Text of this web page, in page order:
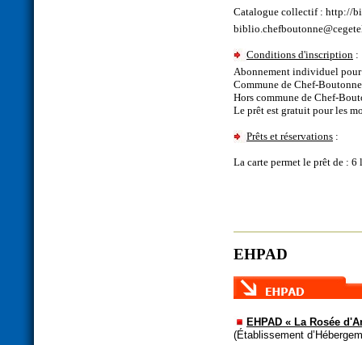
Catalogue collectif : http://
Conditions d'inscription :
Abonnement individuel pour
Commune de Chef-
Hors commune de Chef-
Le prêt est gratuit pour les
Prêts et réservations :
La carte permet le prêt de :
EHPAD
EHPAD « La Rosée
(Établissement